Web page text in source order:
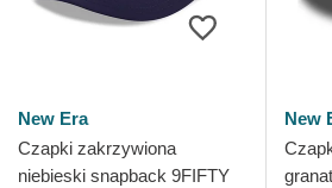
New Era
Czapki zakrzywiona
niebieski snapback 9FIFTY
New